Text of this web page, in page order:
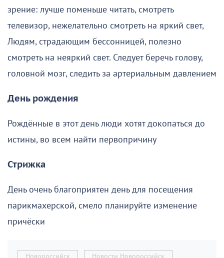
зрение: лучше поменьше читать, смотреть
телевизор, нежелательно смотреть на яркий свет,
Людям, страдающим бессонницей, полезно
смотреть на неяркий свет. Следует беречь голову,
головной мозг, следить за артериальным давлением
День рождения
Рождённые в этот день люди хотят докопаться до
истины, во всем найти первопричину
Стрижка
День очень благоприятен день для посещения
парикмахерской, смело планируйте изменение
причёски